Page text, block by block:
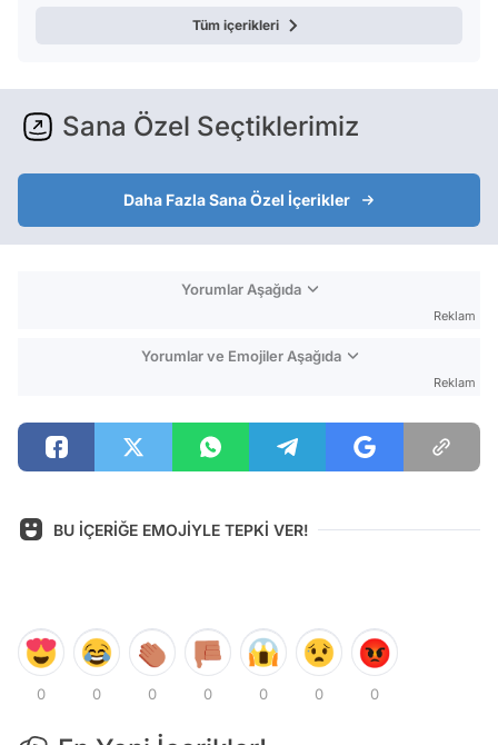
Tüm içerikleri
Sana Özel Seçtiklerimiz
Daha Fazla Sana Özel İçerikler
Yorumlar Aşağıda
Reklam
Yorumlar ve Emojiler Aşağıda
Reklam
BU İÇERİĞE EMOJİYLE TEPKİ VER!
0 0 0 0 0 0 0